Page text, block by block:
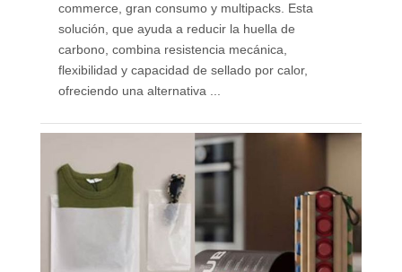
commerce, gran consumo y multipacks. Esta
solución, que ayuda a reducir la huella de
carbono, combina resistencia mecánica,
flexibilidad y capacidad de sellado por calor,
ofreciendo una alternativa ...